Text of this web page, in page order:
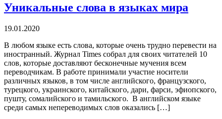
Уникальные слова в языках мира
19.01.2020
В любом языке есть слова, которые очень трудно перевести на
иностранный. Журнал Times собрал для своих читателей 10
слов, которые доставляют бесконечные мучения всем
переводчикам. В работе принимали участие носители
различных языков, в том числе английского, французского,
турецкого, украинского, китайского, дари, фарси, эфиопского,
пушту, сомалийского и тамильского. В английском языке
среди самых непереводимых слов оказались […]